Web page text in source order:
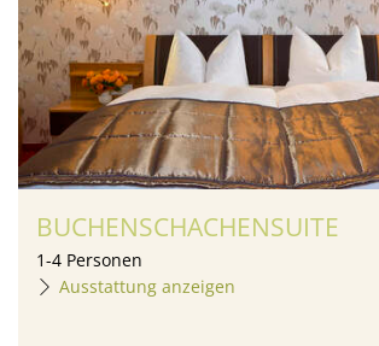
BUCHENSCHACHENSUITE
1-4 Personen
Ausstattung anzeigen